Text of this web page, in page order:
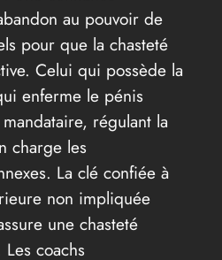
au pouvoir de
pour que la chasteté
Celui qui possède la
enferme le pénis
régulant la
charge les
La clé confiée à
non impliquée
une chasteté
coachs